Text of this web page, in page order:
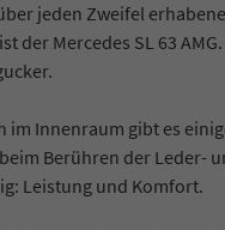
jeden Zweifel
der Mercedes SL 63
im Innenraum gibt es
Berühren der Leder-
Leistung und Komfort.
Heck